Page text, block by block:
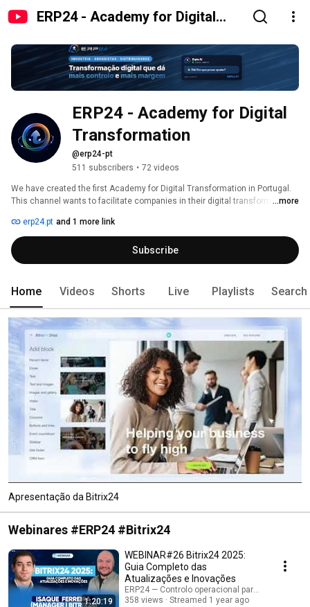
ERP24 - Academy for Digital
ERP24 - Academy for Digital
Transformation
@erp24-pt
511 subscribers • 72 videos
We have created the first Academy for Digital Transformation in Portugal.
This channel wants to facilitate companies in their digital transformation
speakers who will give their testimonials and many news in this area. We
will have Webinars, interviews and training available.
...more
erp24.pt and 1 more link
Subscribe
Home Videos Shorts Live Playlists Search
Apresentação da Bitrix24
Webinares #ERP24 #Bitrix24
1:20:19
WEBINAR#26 Bitrix24 2025:
Guia Completo das
Atualizações e Inovações
ERP24 — Controlo operacional para empresas
358 views
Streamed 1 year ago